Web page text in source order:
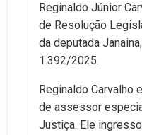
Reginaldo Júnior
de Resolução
da deputada
1.392/2025.
Reginaldo Carvalho
de assessor
Justiça. Ele